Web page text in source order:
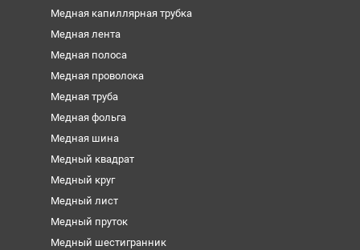
Медная капиллярная трубка
Медная лента
Медная полоса
Медная проволока
Медная труба
Медная фольга
Медная шина
Медный квадрат
Медный круг
Медный лист
Медный пруток
Медный шестигранник